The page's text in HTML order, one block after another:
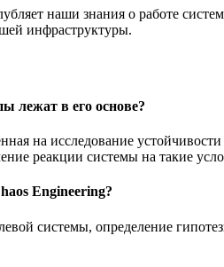
наши знания о работе
инфраструктуры.
лежат в его основе?
на исследование
реакции системы на такие
Engineering?
системы, определение